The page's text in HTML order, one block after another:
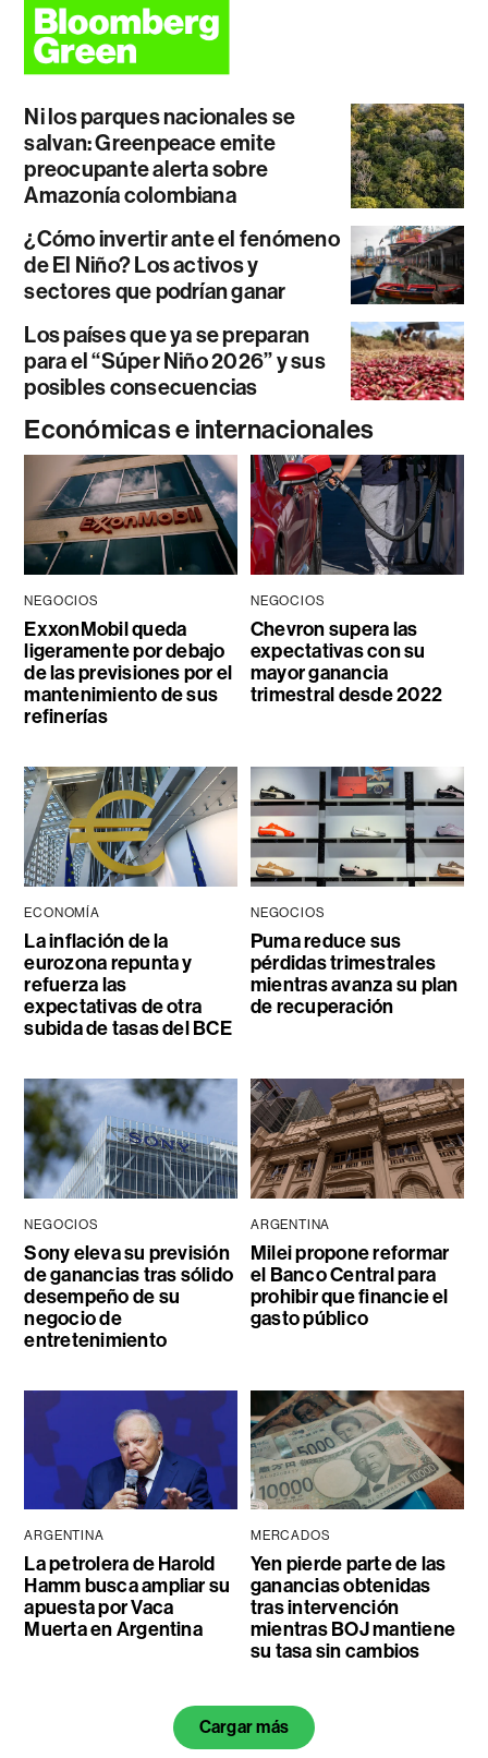
Ni los parques nacionales se
salvan: Greenpeace emite
preocupante alerta sobre
Amazonía colombiana
¿Cómo invertir ante el fenómeno
de El Niño? Los activos y
sectores que podrían ganar
Los países que ya se preparan
para el “Súper Niño 2026” y sus
posibles consecuencias
Económicas e internacionales
NEGOCIOS
ExxonMobil queda
ligeramente por debajo
de las previsiones por el
mantenimiento de sus
refinerías
NEGOCIOS
Chevron supera las
expectativas con su
mayor ganancia
trimestral desde 2022
ECONOMÍA
La inflación de la
eurozona repunta y
refuerza las
expectativas de otra
subida de tasas del BCE
NEGOCIOS
Puma reduce sus
pérdidas trimestrales
mientras avanza su plan
de recuperación
NEGOCIOS
Sony eleva su previsión
de ganancias tras sólido
desempeño de su
negocio de
entretenimiento
ARGENTINA
Milei propone reformar
el Banco Central para
prohibir que financie el
gasto público
ARGENTINA
La petrolera de Harold
Hamm busca ampliar su
apuesta por Vaca
Muerta en Argentina
MERCADOS
Yen pierde parte de las
ganancias obtenidas
tras intervención
mientras BOJ mantiene
su tasa sin cambios
Cargar más